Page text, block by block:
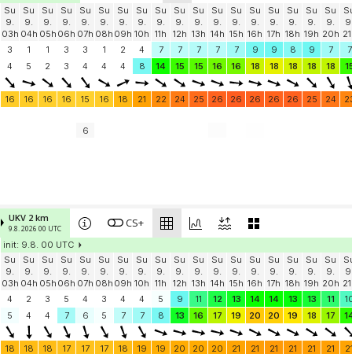
Su
9.
03h
Su
9.
04h
Su
9.
05h
Su
9.
06h
Su
9.
07h
Su
9.
08h
Su
9.
09h
Su
9.
10h
Su
9.
11h
Su
9.
12h
Su
9.
13h
Su
9.
14h
Su
9.
15h
Su
9.
16h
Su
9.
17h
Su
9.
18h
Su
9.
19h
Su
9.
20h
3
1 1 3 3 1 2 4 7 7 7 7 7 9 9 8 9 7
7
4
5 2 3 4 4 4 8 14 15 15 16 16 18 18 18 18 18
16 16 16 16 15 16 18 21 22 24 25 26 26 26 26 26 25 24
6
UKV 2 km
9.8. 2026 00 UTC CS+
init: 9.8. 00 UTC
Su
9.
03h
Su
9.
04h
Su
9.
05h
Su
9.
06h
Su
9.
07h
Su
9.
08h
Su
9.
09h
Su
9.
10h
Su
9.
11h
Su
9.
12h
Su
9.
13h
Su
9.
14h
Su
9.
15h
Su
9.
16h
Su
9.
17h
Su
9.
18h
Su
9.
19h
Su
9.
20h
4
2 3 5 4 3 4 4 5 9 11 12 13 14 14 13 13 11
5
4 4 7 6 5 7 7 8 13 16 17 19 20 20 19 18 17
18 18 18 17 17 17 18 19 19 20 20 20 21 21 21 21 21 21